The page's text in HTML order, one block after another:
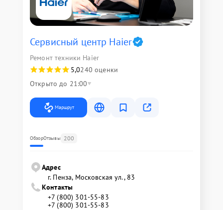
Сервисный центр Haier
Ремонт техники Haier
5,0240 оценки
Открыто до 21:00
Маршрут
ОбзорОтзывы 200
Адрес
г. Пенза, Московская ул., 83
Контакты
+7 (800) 301-55-83
+7 (800) 301-55-83